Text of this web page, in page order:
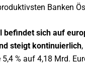
Banken
befindet sich auf
steigt kontinuierlich
% auf 4,18 Mrd.